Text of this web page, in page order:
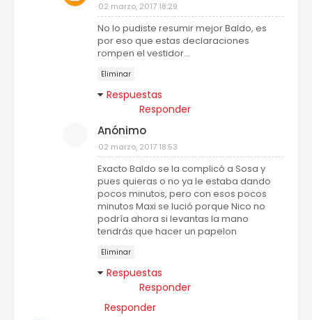
02 marzo, 2017 18:29
No lo pudiste resumir mejor Baldo, es
por eso que estas declaraciones
rompen el vestidor...
Eliminar
Respuestas
Responder
Anónimo
02 marzo, 2017 18:53
Exacto Baldo se la complicó a Sosa y
pues quieras o no ya le estaba dando
pocos minutos, pero con esos pocos
minutos Maxi se lució porque Nico no
podría ahora si levantas la mano
tendrás que hacer un papelon
Eliminar
Respuestas
Responder
Responder